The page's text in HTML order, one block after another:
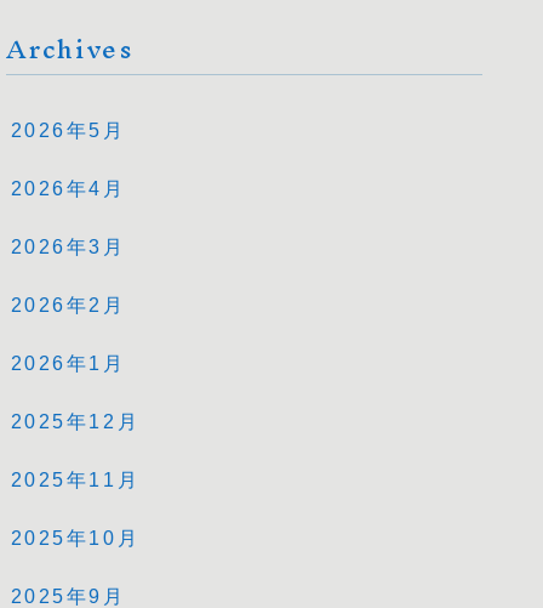
Archives
2026年5月
2026年4月
2026年3月
2026年2月
2026年1月
2025年12月
2025年11月
2025年10月
2025年9月